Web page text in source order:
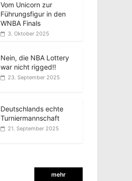
Vom Unicorn zur
Führungsfigur in den
WNBA Finals
3. Oktober 2025
Nein, die NBA Lottery
war nicht rigged!!
23. September 2025
Deutschlands echte
Turniermannschaft
21. September 2025
mehr